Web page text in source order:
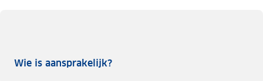
Wie is aansprakelijk?Wie is aansprakelijk?